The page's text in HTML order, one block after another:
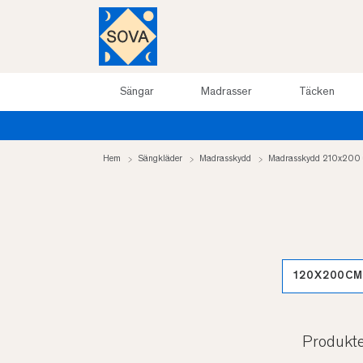
Sängar Madrasser Täcken
Hem Sängkläder Madrasskydd Madrasskydd 210x200
120X200CM